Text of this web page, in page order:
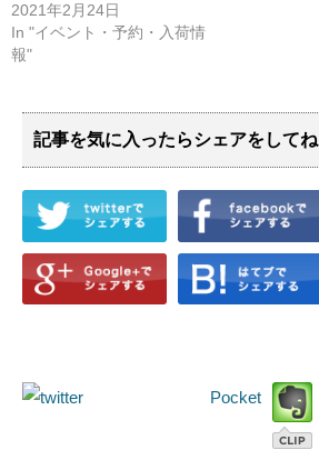
2021年2月24日
In "イベント・予約・入荷情
報"
記事を気に入ったらシェアをしてね
Pocket